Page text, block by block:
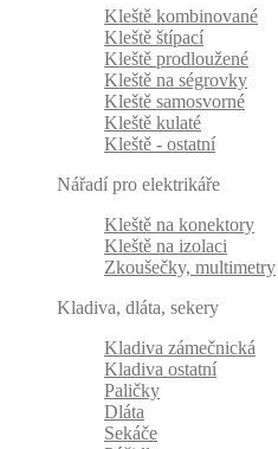
Kleště kombinované
Kleště štípací
Kleště prodloužené
Kleště na ségrovky
Kleště samosvorné
Kleště kulaté
Kleště - ostatní
Nářadí pro elektrikáře
Kleště na konektory
Kleště na izolaci
Zkoušečky, multimetry
Kladiva, dláta, sekery
Kladiva zámečnická
Kladiva ostatní
Paličky
Dláta
Sekáče